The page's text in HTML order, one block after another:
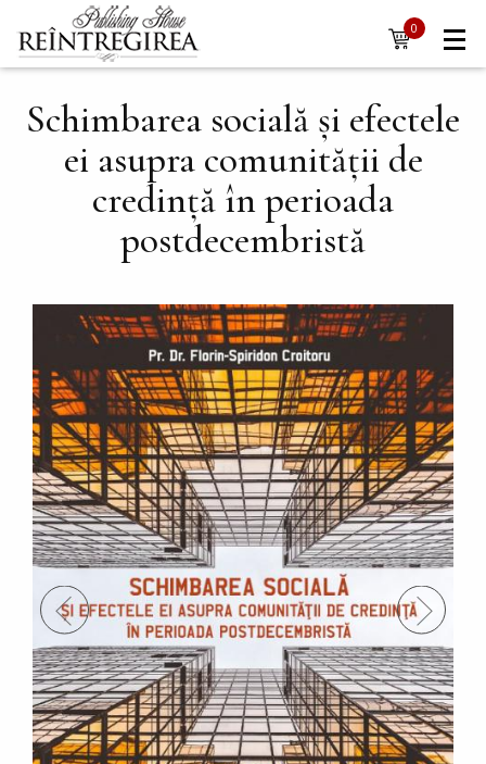
Skip to main content
Navigare
principală
0
items
Schimbarea socială și efectele
ei asupra comunității de
credință în perioada
postdecembristă